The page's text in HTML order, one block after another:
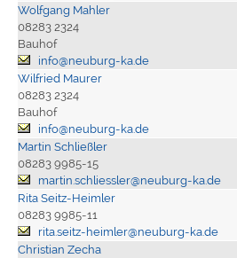
Wolfgang Mahler
08283 2324
Bauhof
info@neuburg-ka.de
Wilfried Maurer
08283 2324
Bauhof
info@neuburg-ka.de
Martin Schließler
08283 9985-15
martin.schliessler@neuburg-ka.de
Rita Seitz-Heimler
08283 9985-11
rita.seitz-heimler@neuburg-ka.de
Christian Zecha